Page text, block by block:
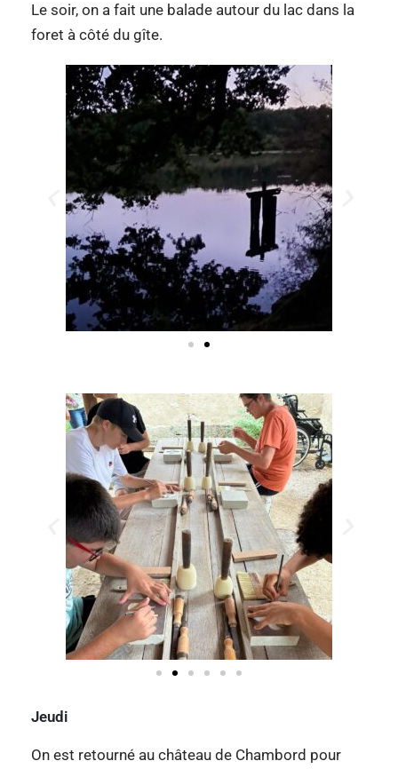
Le soir, on a fait une balade autour du lac dans la
foret à côté du gîte.
Jeudi
On est retourné au château de Chambord pour